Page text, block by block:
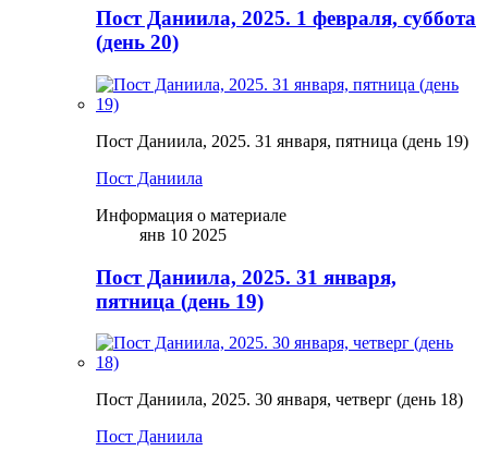
Пост Даниила, 2025. 1 февраля, суббота
(день 20)
Пост Даниила, 2025. 31 января, пятница (день 19)
Пост Даниила
Информация о материале
янв 10 2025
Пост Даниила, 2025. 31 января,
пятница (день 19)
Пост Даниила, 2025. 30 января, четверг (день 18)
Пост Даниила